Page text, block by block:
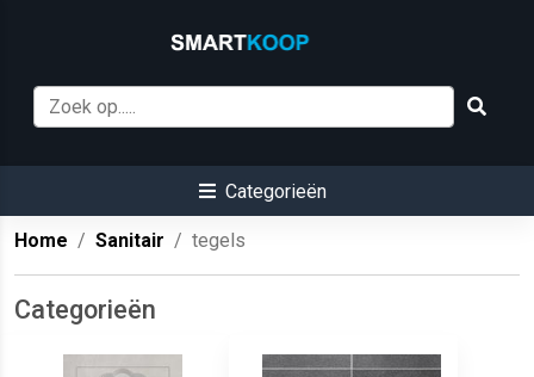
Categorieën
Home Sanitair tegels
Categorieën